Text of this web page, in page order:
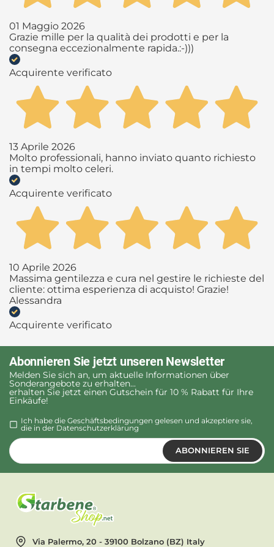
01 Maggio 2026
Grazie mille per la qualità dei prodotti e per la
consegna eccezionalmente rapida.:-)))
Acquirente verificato
13 Aprile 2026
Molto professionali, hanno inviato quanto richiesto
in tempi molto celeri.
Acquirente verificato
10 Aprile 2026
Massima gentilezza e cura nel gestire le richieste del
cliente: ottima esperienza di acquisto! Grazie!
Alessandra
Acquirente verificato
Abonnieren Sie jetzt unseren Newsletter
Melden Sie sich an, um aktuelle Informationen über
Sonderangebote zu erhalten...
erhalten Sie jetzt einen Gutschein für 10 % Rabatt für Ihre
Einkäufe!
Ich habe die Geschäftsbedingungen gelesen und akzeptiere sie,
die in der Datenschutzerklärung
ABONNIEREN SIE
Via Palermo, 20 - 39100 Bolzano (BZ) Italy